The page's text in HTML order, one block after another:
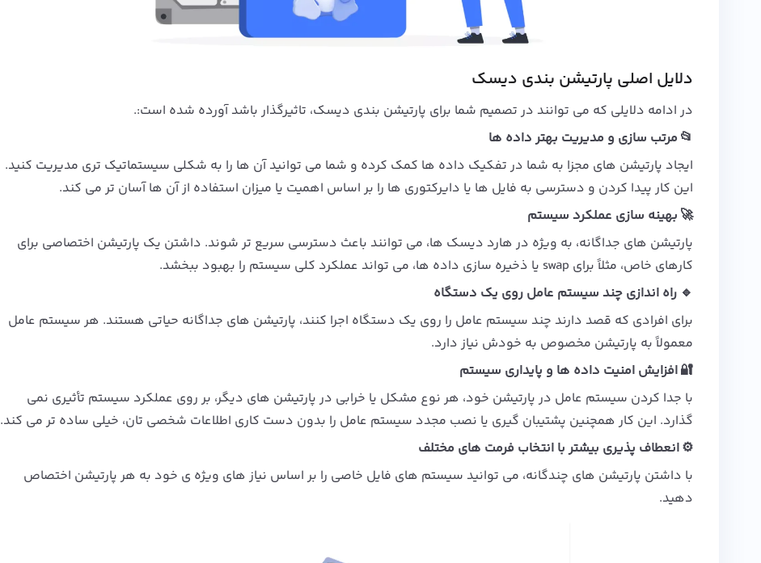
دلایل اصلی پارتیشن بندی دیسک
در ادامه دلایلی که می توانند در تصمیم شما برای پارتیشن بندی دیسک، تاثیرگذار باشد آورده شده است:.
📂 مرتب‌ سازی و مدیریت بهتر داده‌ ها
ایجاد پارتیشن‌ های مجزا به شما در تفکیک داده ها کمک کرده و شما می توانید آن ها را به شکلی سیستماتیک تری مدیریت کنید.
این کار پیدا کردن و دسترسی به فایل‌ ها یا دایرکتوری‌ ها را بر اساس اهمیت یا میزان استفاده از آن‌ ها آسان‌ تر می‌ کند.
🚀 بهینه‌ سازی عملکرد سیستم
پارتیشن‌ های جداگانه، به‌ ویژه در هارد دیسک‌ ها، می‌ توانند باعث دسترسی سریع‌ تر شوند. داشتن یک پارتیشن اختصاصی برای
کارهای خاص، مثلاً برای swap یا ذخیره‌ سازی داده‌ ها، می‌ تواند عملکرد کلی سیستم را بهبود ببخشد.
🔹 راه‌ اندازی چند سیستم‌ عامل روی یک دستگاه
برای افرادی که قصد دارند چند سیستم عامل را روی یک دستگاه اجرا کنند، پارتیشن‌ های جداگانه حیاتی هستند. هر سیستم عامل
معمولاً به پارتیشن مخصوص به خودش نیاز دارد.
🔐 افزایش امنیت داده‌ ها و پایداری سیستم
با جدا کردن سیستم عامل در پارتیشن خود، هر نوع مشکل یا خرابی در پارتیشن‌ های دیگر، بر روی عملکرد سیستم تأثیری نمی‌
گذارد. این کار همچنین پشتیبان‌ گیری یا نصب مجدد سیستم عامل را بدون دست‌ کاری اطلاعات شخصی‌ تان، خیلی ساده‌ تر می‌ کند.
⚙️ انعطاف‌ پذیری بیشتر با انتخاب فرمت‌ های مختلف
با داشتن پارتیشن‌ های چندگانه، می‌ توانید سیستم‌ های فایل خاصی را بر اساس نیاز های ویژه‌ ی خود به هر پارتیشن اختصاص
دهید.